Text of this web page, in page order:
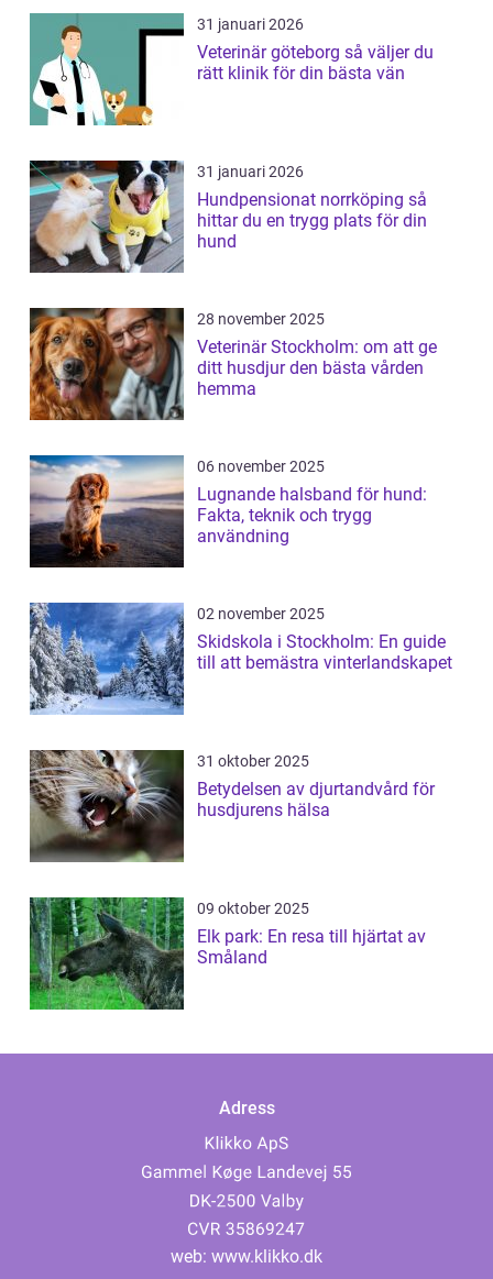
31 januari 2026
Veterinär göteborg så väljer du
rätt klinik för din bästa vän
31 januari 2026
Hundpensionat norrköping så
hittar du en trygg plats för din
hund
28 november 2025
Veterinär Stockholm: om att ge
ditt husdjur den bästa vården
hemma
06 november 2025
Lugnande halsband för hund:
Fakta, teknik och trygg
användning
02 november 2025
Skidskola i Stockholm: En guide
till att bemästra vinterlandskapet
31 oktober 2025
Betydelsen av djurtandvård för
husdjurens hälsa
09 oktober 2025
Elk park: En resa till hjärtat av
Småland
Adress
web: www.klikko.dk